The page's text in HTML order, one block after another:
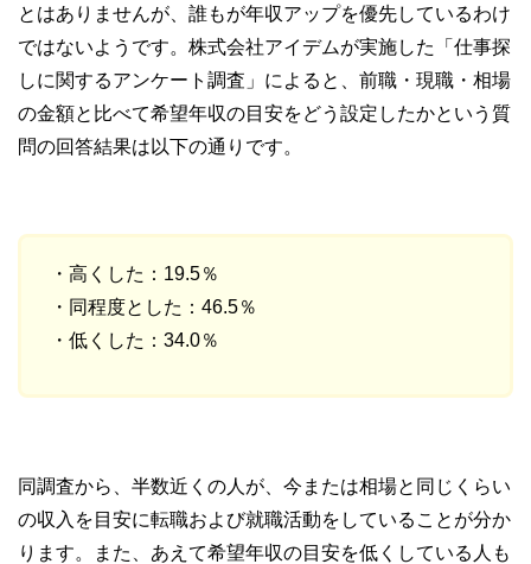
な情報発信を実現しています。
私たちは、快適でより良い生活のアイデアを提供するお金の
コンシェルジュを目指します。
とはありませんが、誰もが年収アップを優先しているわけ
ではないようです。株式会社アイデムが実施した「仕事探
しに関するアンケート調査」によると、前職・現職・相場
の金額と比べて希望年収の目安をどう設定したかという質
問の回答結果は以下の通りです。
・高くした：19.5％
・同程度とした：46.5％
・低くした：34.0％
同調査から、半数近くの人が、今または相場と同じくらい
の収入を目安に転職および就職活動をしていることが分か
ります。また、あえて希望年収の目安を低くしている人も